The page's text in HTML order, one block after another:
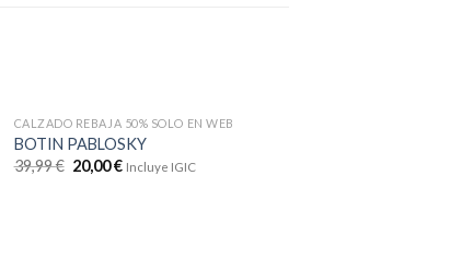
CALZADO REBAJA 50% SOLO EN WEB
BOTIN PABLOSKY
39,99€ 20,00€ Incluye IGIC